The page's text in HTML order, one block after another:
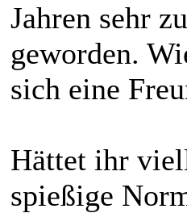
Jahren sehr
geworden.
sich eine
Hättet ihr
spießige